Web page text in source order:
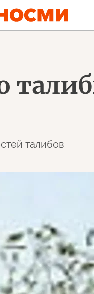
талибов